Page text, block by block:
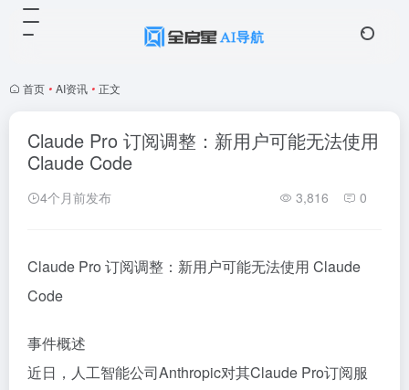
首页 • AI资讯 • 正文
Claude Pro 订阅调整：新用户可能无法使用
Claude Code
4个月前发布 3,816 0
Claude Pro 订阅调整：新用户可能无法使用 Claude
Code
事件概述
近日，人工智能公司Anthropic对其Claude Pro订阅服